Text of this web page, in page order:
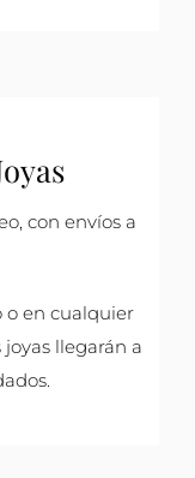
con envíos a
o en cualquier
llegarán a